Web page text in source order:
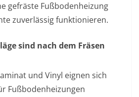
gefräste Fußbodenheizung
zuverlässig funktionieren.
sind nach dem Fräsen
und Vinyl eignen sich
Fußbodenheizungen